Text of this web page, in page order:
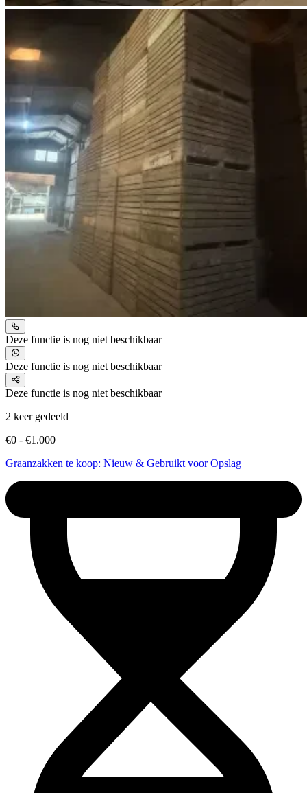
Deze functie is nog niet beschikbaar
Deze functie is nog niet beschikbaar
Deze functie is nog niet beschikbaar
2 keer gedeeld
€0 - €1.000
Graanzakken te koop: Nieuw & Gebruikt voor Opslag